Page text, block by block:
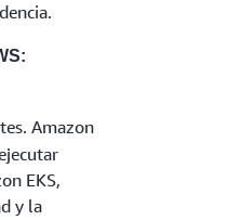
etcd por
Amazon
EKS,
y la